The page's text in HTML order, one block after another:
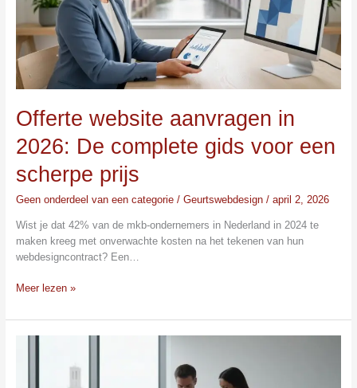
Offerte website aanvragen in
2026: De complete gids voor een
scherpe prijs
Geen onderdeel van een categorie/ Geurtswebdesign / april 2, 2026
Wist je dat 42% van de mkb-ondernemers in Nederland in 2024 te
maken kreeg met onverwachte kosten na het tekenen van hun
webdesigncontract? Een…
complete
gids
voor
een
scherpe
prijs
Meer lezen »